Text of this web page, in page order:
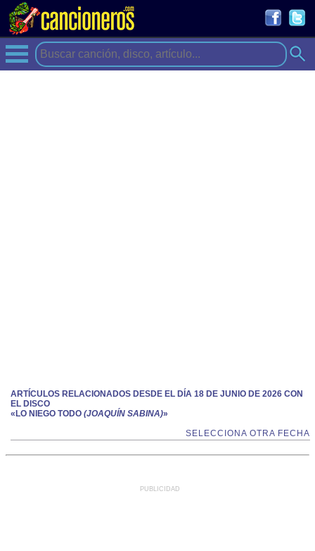
ARTÍCULOS RELACIONADOS DESDE EL DÍA 18 DE JUNIO DE 2026 CON
EL DISCO
«LO NIEGO TODO (JOAQUÍN SABINA)»
SELECCIONA OTRA FECHA
PUBLICIDAD